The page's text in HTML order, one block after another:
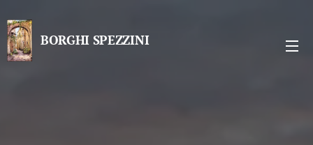
BORGHI SPEZZINI